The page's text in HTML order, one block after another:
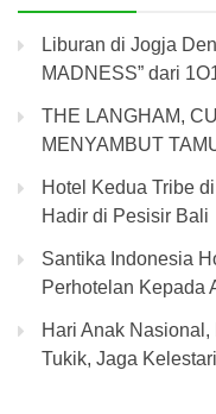
Liburan di Jogja
MADNESS” dari
THE LANGHAM,
MENYAMBUT
Hotel Kedua Tribe
Hadir di Pesisir Bali
Santika Indonesia
Perhotelan Kepada
Hari Anak
Tukik, Jaga